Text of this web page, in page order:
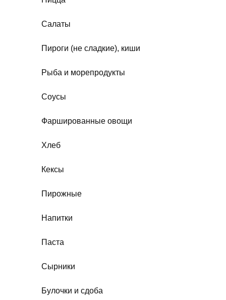
Салаты
Пироги (не сладкие), киши
Рыба и морепродукты
Соусы
Фаршированные овощи
Хлеб
Кексы
Пирожные
Напитки
Паста
Сырники
Булочки и сдоба